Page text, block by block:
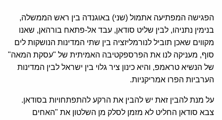
הפגישה המפתיעה אתמול (שני) באוגנדה בין ראש הממשלה,
בנימין נתניהו, לבין שליט סודאן, עבד אל-פתאח בורהאן, שאנו
מקווים שאכן תוביל לנורמליזציה בין שתי המדינות הנושקות לים
סוף, מעניקה לנו את הפרספקטיבה האמיתית של "עסקת המאה"
של הנשיא טראמפ, והיא כינון ציר גלוי בין ישראל לבין המדינות
הערביות הפרו אמריקניות.
על מנת להבין זאת יש להבין את הרקע להתפתחויות בסודאן.
צבא סודאן החליט לא מזמן לסלק מן השלטון את "האחים